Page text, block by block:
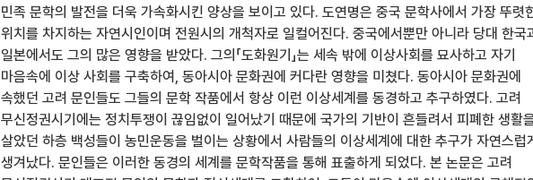
민족 문학의 발전을 더욱 가속화시킨 양상을 보이고 있다. 도연명은 중국 문학사에서 가장 뚜렷
위치를 차지하는 자연시인이며 전원시의 개척자로 일컬어진다. 중국에서뿐만 아니라 당대 한국
일본에서도 그의 많은 영향을 받았다. 그의「도화원기」는 세속 밖에 이상사회를 묘사하고 자기
마음속에 이상 사회를 구축하여, 동아시아 문화권에 커다란 영향을 미쳤다. 동아시아 문화권에
속했던 고려 문인들도 그들의 문학 작품에서 항상 이런 이상세계를 동경하고 추구하였다. 고려
무신정권시기에는 정치투쟁이 끊임없이 일어났기 때문에 국가의 기반이 흔들려서 피폐한 생활
살았던 하층 백성들이 농민운동을 벌이는 상황에서 사람들의 이상세계에 대한 추구가 자연스럽
생겨났다. 문인들은 이러한 동경의 세계를 문학작품을 통해 표출하게 되었다. 본 논문은 고려